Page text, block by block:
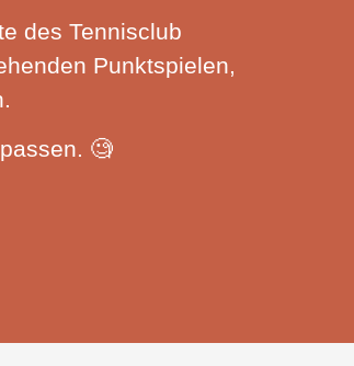
des Tennisclub
Punktspielen,
🧐